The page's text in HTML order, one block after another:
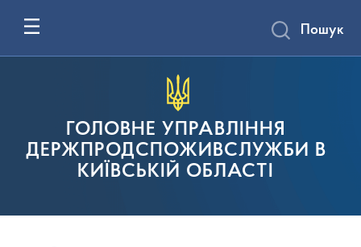
ГОЛОВНЕ УПРАВЛІННЯ
ДЕРЖПРОДСПОЖИВСЛУЖБИ В
КИЇВСЬКІЙ ОБЛАСТІ
Пошук